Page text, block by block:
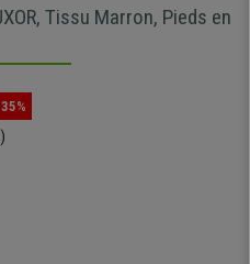
Tissu Marron, Pieds en